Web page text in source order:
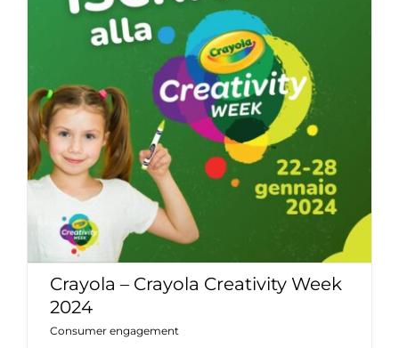
Crayola – Crayola Creativity Week
2024
Consumer engagement
Crayola – Crayola Creativity Week
2024
Consumer engagement